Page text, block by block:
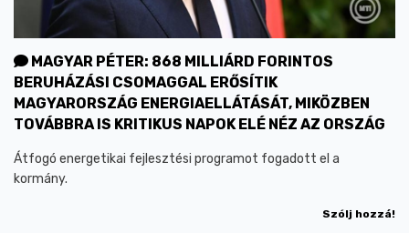
MAGYAR PÉTER: 868 MILLIÁRD FORINTOS
BERUHÁZÁSI CSOMAGGAL ERŐSÍTIK
MAGYARORSZÁG ENERGIAELLÁTÁSÁT, MIKÖZBEN
TOVÁBBRA IS KRITIKUS NAPOK ELÉ NÉZ AZ ORSZÁG
Átfogó energetikai fejlesztési programot fogadott el a
kormány.
Szólj hozzá!